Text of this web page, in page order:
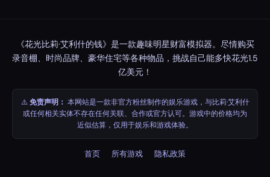
《花光比莉·艾利什的钱》是一款趣味明星财富模拟器。尽情购买
录音棚、时尚品牌、豪华住宅等各种物品，挑战自己能多快花光1.5
亿美元！
⚠️免责声明： 本网站是一款非官方粉丝制作的娱乐游戏，与比莉·艾利什
或任何相关实体不存在任何关联、合作或官方认可。游戏中的价格均为
近似估算，仅用于娱乐和游戏体验。
首页 所有游戏 隐私政策